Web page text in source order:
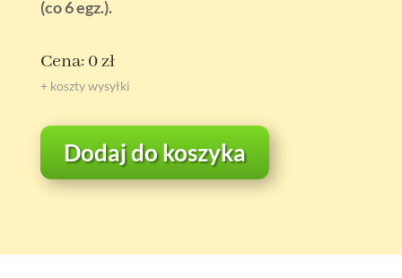
(co 6 egz.).
Cena: 0 zł
+ koszty wysyłki
Dodaj do koszyka